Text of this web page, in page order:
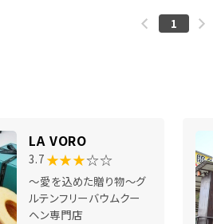
1
LA VORO
3.7 ★★★☆☆
～愛を込めた贈り物～グ
ルテンフリーバウムクー
ヘン専門店